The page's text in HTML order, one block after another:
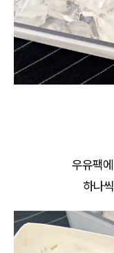
우유팩
하나